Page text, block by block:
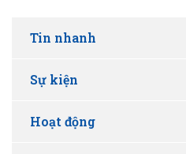
Tin nhanh
Sự kiện
Hoạt động